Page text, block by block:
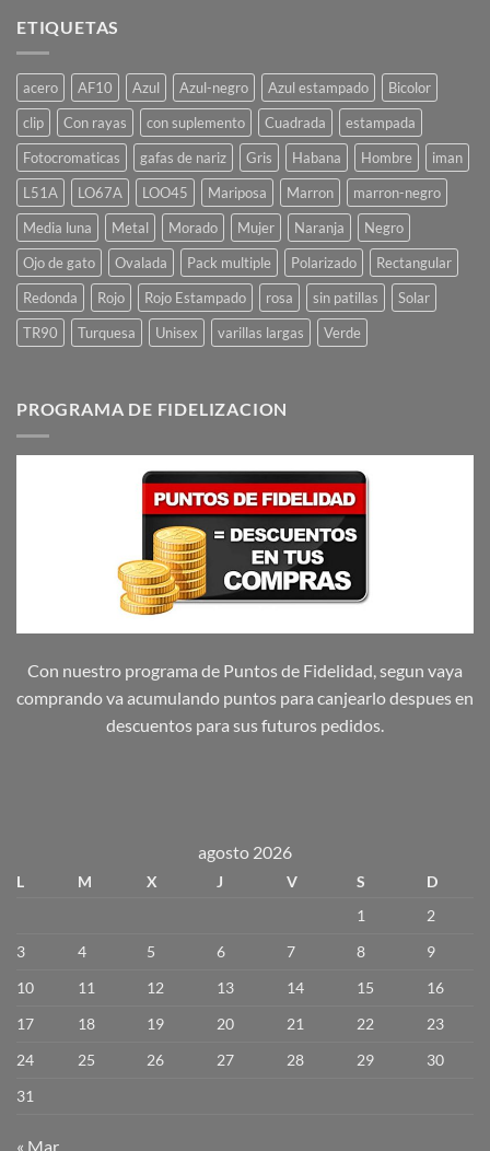
ETIQUETAS
acero AF10 Azul Azul-negro Azul estampado
Bicolor
clip
Con rayas con suplemento Cuadrada
estampada
Fotocromaticas
gafas de nariz Gris Habana Hombre
iman
L51A
LO67A LOO45 Mariposa Marron
marron-negro
Media luna
Metal Morado Mujer Naranja
Negro
Ojo de gato
Ovalada Pack multiple Polarizado
Rectangular
Redonda
Rojo Rojo Estampado rosa sin patillas
Solar
TR90
Turquesa Unisex varillas largas Verde
PROGRAMA DE FIDELIZACION
Con nuestro programa de Puntos de Fidelidad, segun vaya
comprando va acumulando puntos para canjearlo despues en
descuentos para sus futuros pedidos.
agosto 2026
L M X J V S
D
1
2
3
4 5 6 7 8
9
10
11 12 13 14 15
16
17
18 19 20 21 22
23
24
25 26 27 28 29
30
31
« Mar